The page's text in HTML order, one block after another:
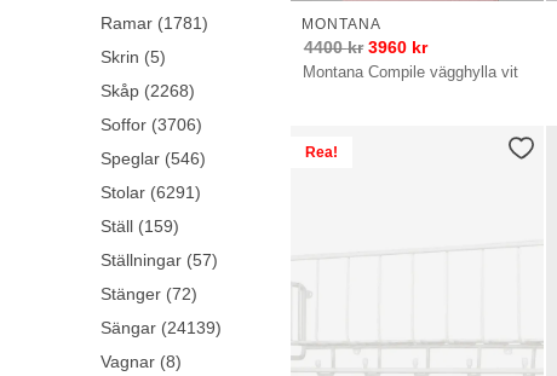
Montana Compile vägghylla vit
MONTANA
4400kr 3960 kr
Rea!
Ramar (1781)
Skrin (5)
Skåp (2268)
Soffor (3706)
Speglar (546)
Stolar (6291)
Ställ (159)
Ställningar (57)
Stänger (72)
Sängar (24139)
Vagnar (8)